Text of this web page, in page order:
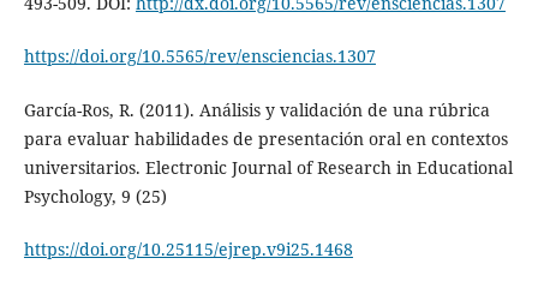
https://doi.org/10.5565/rev/ensciencias.1307
García-Ros, R. (2011). Análisis y validación de una rúbrica
para evaluar habilidades de presentación oral en contextos
universitarios. Electronic Journal of Research in Educational
Psychology, 9 (25)
https://doi.org/10.25115/ejrep.v9i25.1468